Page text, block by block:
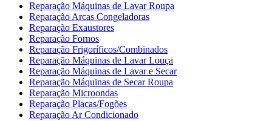
Reparação Máquinas de Lavar Roupa
Reparação Arcas Congeladoras
Reparação Exaustores
Reparação Fornos
Reparação Frigoríficos/Combinados
Reparação Máquinas de Lavar Louça
Reparação Máquinas de Lavar e Secar
Reparação Máquinas de Secar Roupa
Reparação Microondas
Reparação Placas/Fogões
Reparação Ar Condicionado